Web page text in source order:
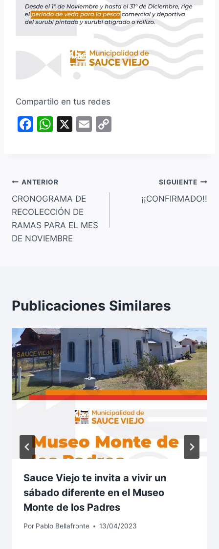
Compartilo en tus redes
F
b
o
o
k
W
A
p
p
X
E
Navegación
de
entradas
ANTERIOR
CRONOGRAMA DE
RECOLECCIÓN DE
RAMAS PARA EL MES
DE NOVIEMBRE
SIGUIENTE
¡¡CONFIRMADO!!
Publicaciones Similares
Sauce Viejo te invita a vivir un
sábado diferente en el Museo
Monte de los Padres
Por Pablo Bellafronte 13/04/2023